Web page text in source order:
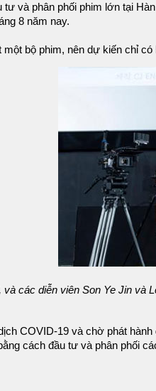
và phân phối phim lớn tại
8 năm nay.
bộ phim, nên dự kiến chỉ
các diễn viên Son Ye Jin và
COVID-19 và chờ phát
cách đầu tư và phân phối